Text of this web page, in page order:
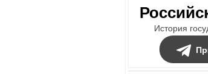
История